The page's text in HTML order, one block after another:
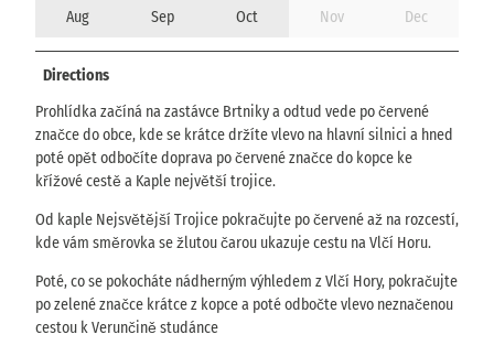
Aug Sep Oct Nov Dec
Directions
Prohlídka začíná na zastávce Brtniky a odtud vede po červené
značce do obce, kde se krátce držíte vlevo na hlavní silnici a hned
poté opět odbočíte doprava po červené značce do kopce ke
křížové cestě a Kaple největší trojice.
Od kaple Nejsvětější Trojice pokračujte po červené až na rozcestí,
kde vám směrovka se žlutou čarou ukazuje cestu na Vlčí Horu.
Poté, co se pokocháte nádherným výhledem z Vlčí Hory, pokračujte
po zelené značce krátce z kopce a poté odbočte vlevo neznačenou
cestou k Verunčině studánce